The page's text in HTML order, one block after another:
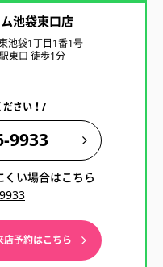
池袋東口店
池袋1丁目1番1号
東口 徒歩1分
ださい！/
9933
くい場合はこちら
店予約はこちら